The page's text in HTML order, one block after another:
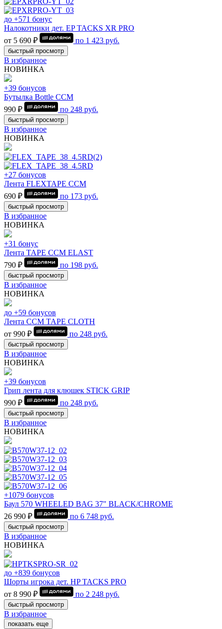
до +571 бонус
Налокотники дет. EP TACKS XR PRO
от 5 690 ₽
по 1 423 руб.
быстрый просмотр
В избранное
НОВИНКА
+39 бонусов
Бутылка Bottle CCM
990 ₽
по 248 руб.
быстрый просмотр
В избранное
НОВИНКА
+27 бонусов
Лента FLEXTAPE CCM
690 ₽
по 173 руб.
быстрый просмотр
В избранное
НОВИНКА
+31 бонус
Лента TAPE CCM ELAST
790 ₽
по 198 руб.
быстрый просмотр
В избранное
НОВИНКА
до +59 бонусов
Лента CCM TAPE CLOTH
от 990 ₽
по 248 руб.
быстрый просмотр
В избранное
НОВИНКА
+39 бонусов
Грип лента для клюшек STICK GRIP
990 ₽
по 248 руб.
быстрый просмотр
В избранное
НОВИНКА
+1079 бонусов
Баул 570 WHEELED BAG 37" BLACK/CHROME
26 990 ₽
по 6 748 руб.
быстрый просмотр
В избранное
НОВИНКА
до +839 бонусов
Шорты игрока дет. HP TACKS PRO
от 8 990 ₽
по 2 248 руб.
быстрый просмотр
В избранное
показать еще